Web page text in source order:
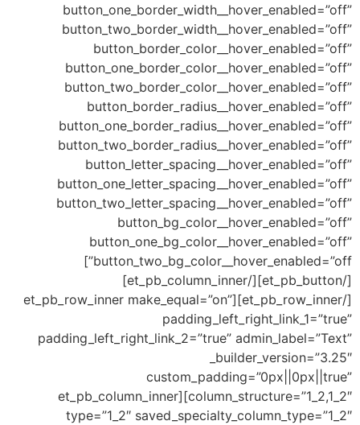
button_two_bg_color__hover_enabled=”off”]
[/et_pb_button][/et_pb_column_inner]
[/et_pb_row_inner][et_pb_row_inner make_equal=”on”
padding_left_right_link_2=”true”
column_structure=”1_2,1_2″][et_pb_column_inner
type=”1_2″